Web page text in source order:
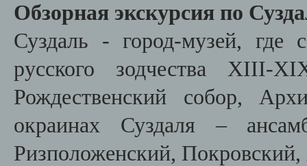
Обзорная экскурсия по
Суздаль - город-музей, где
русского зодчества
Рождественский собор,
окраинах Суздаля –
Ризположенский,